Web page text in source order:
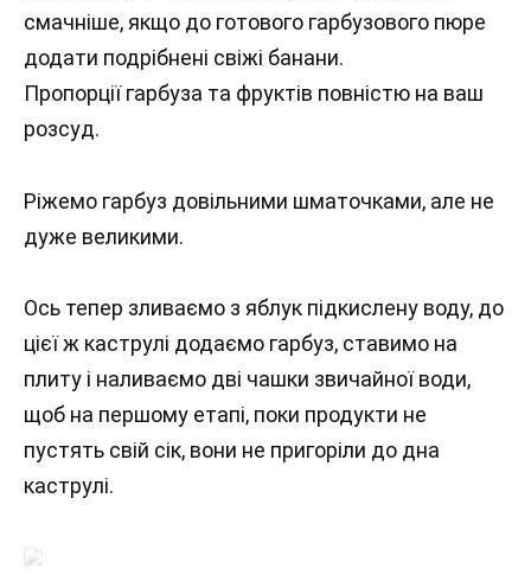
смачніше, якщо до готового гарбузового пюре
додати подрібнені свіжі банани.
Пропорції гарбуза та фруктів повністю на ваш
розсуд.
Ріжемо гарбуз довільними шматочками, але не
дуже великими.
Ось тепер зливаємо з яблук підкислену воду, до
цієї ж каструлі додаємо гарбуз, ставимо на
плиту і наливаємо дві чашки звичайної води,
щоб на першому етапі, поки продукти не
пустять свій сік, вони не пригоріли до дна
каструлі.